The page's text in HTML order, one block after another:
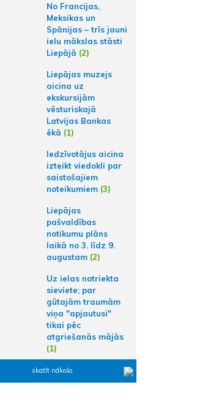
No Francijas,
Meksikas un
Spānijas – trīs jauni
ielu mākslas stāsti
Liepājā (2)
Liepājas muzejs
aicina uz
ekskursijām
vēsturiskajā
Latvijas Bankas
ēkā (1)
Iedzīvotājus aicina
izteikt viedokli par
saistošajiem
noteikumiem (3)
Liepājas
pašvaldības
notikumu plāns
laikā no 3. līdz 9.
augustam (2)
Uz ielas notriekta
sieviete; par
gūtajām traumām
viņa "apjautusi"
tikai pēc
atgriešanās mājās
(1)
skatīt nākošo